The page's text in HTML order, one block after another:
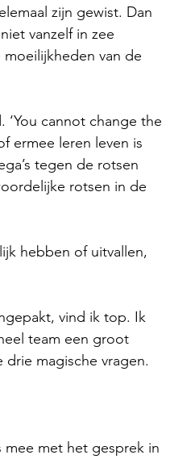
zijn gewist. Dan
vanzelf in zee
van de
cannot change the
ermee leren leven is
tegen de rotsen
rotsen in de
hebben of uitvallen,
vind ik top. Ik
team een groot
magische vragen.
met het gesprek in